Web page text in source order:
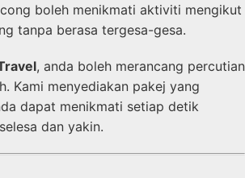
boleh menikmati aktiviti mengikut
tanpa berasa tergesa-gesa.
, anda boleh merancang percutian
Kami menyediakan pakej yang
dapat menikmati setiap detik
dan yakin.